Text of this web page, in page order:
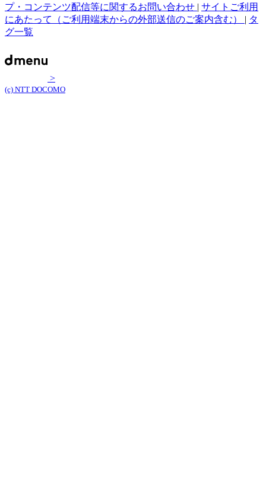
プ・コンテンツ配信等に関するお問い合わせ | サイトご利用
にあたって（ご利用端末からの外部送信のご案内含む） | タ
グ一覧
>
(c) NTT DOCOMO